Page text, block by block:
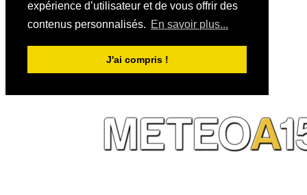
expérience d’utilisateur et de vous offrir des
contenus personnalisés. En savoir plus...
J'ai compris !